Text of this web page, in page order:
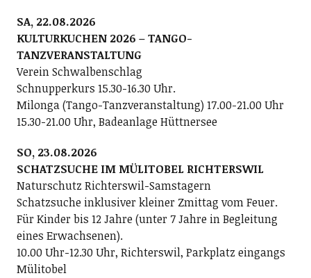
SA, 22.08.2026
KULTURKUCHEN 2026 – TANGO-
TANZVERANSTALTUNG
Verein Schwalbenschlag
Schnupperkurs 15.30-16.30 Uhr.
Milonga (Tango-Tanzveranstaltung) 17.00-21.00 Uhr
15.30-21.00 Uhr, Badeanlage Hüttnersee
SO, 23.08.2026
SCHATZSUCHE IM MÜLITOBEL RICHTERSWIL
Naturschutz Richterswil-Samstagern
Schatzsuche inklusiver kleiner Zmittag vom Feuer.
Für Kinder bis 12 Jahre (unter 7 Jahre in Begleitung
eines Erwachsenen).
10.00 Uhr-12.30 Uhr, Richterswil, Parkplatz eingangs
Mülitobel